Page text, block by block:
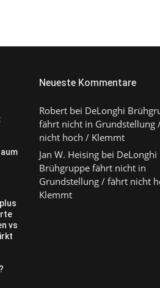
vs
Neueste Kommentare
Robertbei DeLonghi
fährt nicht in Grundstellung
nicht hoch / Klemmt
Jan W. Heisingbei DeLonghi
Brühgruppe fährt nicht in
Grundstellung / fährt nicht
Klemmt